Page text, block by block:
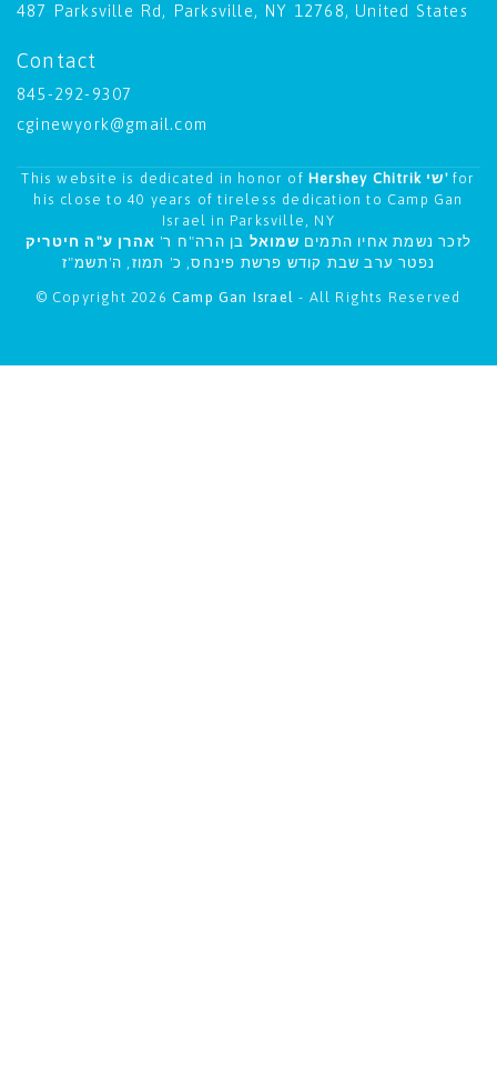
487 Parksville Rd, Parksville, NY 12768, United States
Contact
845-292-9307
cginewyork@gmail.com
This website is dedicated in honor of Hershey Chitrik שי' for
his close to 40 years of tireless dedication to Camp Gan
Israel in Parksville, NY
לזכר נשמת אחיו התמים שמואל בן הרה"ח ר' אהרן ע"ה חיטריק
נפטר ערב שבת קודש פרשת פינחס, כ' תמוז, ה'תשמ"ז
© Copyright 2026 Camp Gan Israel- All Rights Reserved